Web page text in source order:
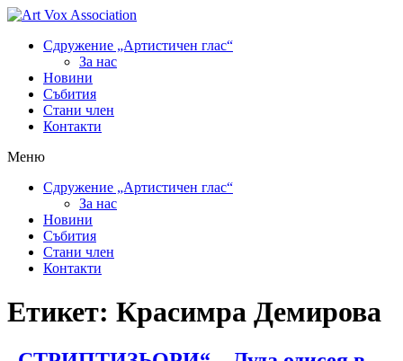
Сдружение „Артистичен глас“
За нас
Новини
Събития
Стани член
Контакти
Меню
Сдружение „Артистичен глас“
За нас
Новини
Събития
Стани член
Контакти
Етикет: Красимра Демирова